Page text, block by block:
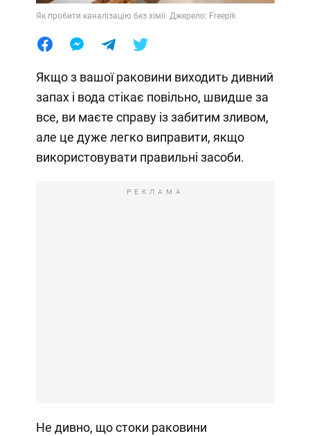
Як пробити каналізацію без хімії. Джерело: Freepik
Якщо з вашої раковини виходить дивний
запах і вода стікає повільно, швидше за
все, ви маєте справу із забитим зливом,
але це дуже легко виправити, якщо
використовувати правильні засоби.
РЕКЛАМА
Не дивно, що стоки раковини